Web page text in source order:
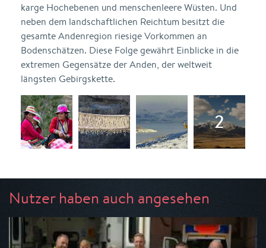
karge Hochebenen und menschenleere Wüsten. Und
neben dem landschaftlichen Reichtum besitzt die
gesamte Andenregion riesige Vorkommen an
Bodenschätzen. Diese Folge gewährt Einblicke in die
extremen Gegensätze der Anden, der weltweit
längsten Gebirgskette.
Nutzer haben auch angesehen